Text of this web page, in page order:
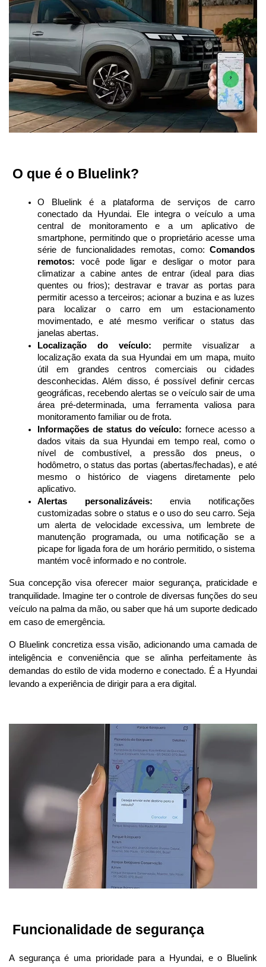
O que é o Bluelink?
O Bluelink é a plataforma de serviços de carro
conectado da Hyundai. Ele integra o veículo a uma
central de monitoramento e a um aplicativo de
smartphone, permitindo que o proprietário acesse uma
série de funcionalidades remotas, como: Comandos
remotos: você pode ligar e desligar o motor para
climatizar a cabine antes de entrar (ideal para dias
quentes ou frios); destravar e travar as portas para
permitir acesso a terceiros; acionar a buzina e as luzes
para localizar o carro em um estacionamento
movimentado, e até mesmo verificar o status das
janelas abertas.
Localização do veículo: permite visualizar a
localização exata da sua Hyundai em um mapa, muito
útil em grandes centros comerciais ou cidades
desconhecidas. Além disso, é possível definir cercas
geográficas, recebendo alertas se o veículo sair de uma
área pré-determinada, uma ferramenta valiosa para
monitoramento familiar ou de frota.
Informações de status do veículo: fornece acesso a
dados vitais da sua Hyundai em tempo real, como o
nível de combustível, a pressão dos pneus, o
hodômetro, o status das portas (abertas/fechadas), e até
mesmo o histórico de viagens diretamente pelo
aplicativo.
Alertas personalizáveis: envia notificações
customizadas sobre o status e o uso do seu carro. Seja
um alerta de velocidade excessiva, um lembrete de
manutenção programada, ou uma notificação se a
picape for ligada fora de um horário permitido, o sistema
mantém você informado e no controle.
Sua concepção visa oferecer maior segurança, praticidade e
tranquilidade. Imagine ter o controle de diversas funções do seu
veículo na palma da mão, ou saber que há um suporte dedicado
em caso de emergência.
O Bluelink concretiza essa visão, adicionando uma camada de
inteligência e conveniência que se alinha perfeitamente às
demandas do estilo de vida moderno e conectado. É a Hyundai
levando a experiência de dirigir para a era digital.
Funcionalidade de segurança
A segurança é uma prioridade para a Hyundai, e o Bluelink